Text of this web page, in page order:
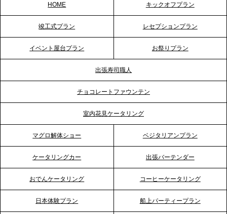
2026.5.20
プレスリリースのご案内｜ケータリングのセカンド
2026.5.12
プレスリリースのご案内｜ケータリングのセカンド
2026.4.21
プレスリリースのご案内｜「温かな食」が会話のス
イッチに。新入社員研修で《食体験としてのケータ
HOME キックオフプラン
竣工式プラン レセプションプラン
イベント屋台プラン お祭りプラン
出張寿司職人
チョコレートファウンテン
室内花見ケータリング
マグロ解体ショー ベジタリアンプラン
ケータリングカー 出張バーテンダー
おでんケータリング コーヒーケータリング
日本体験プラン 船上パーティープラン